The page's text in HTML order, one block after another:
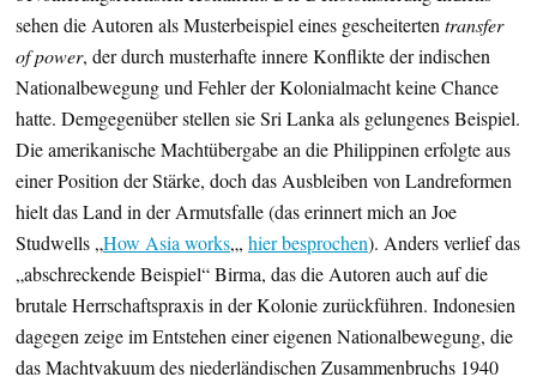
sehen die Autoren als Musterbeispiel eines gescheiterten transfer
of power, der durch musterhafte innere Konflikte der indischen
Nationalbewegung und Fehler der Kolonialmacht keine Chance
hatte. Demgegenüber stellen sie Sri Lanka als gelungenes Beispiel.
Die amerikanische Machtübergabe an die Philippinen erfolgte aus
einer Position der Stärke, doch das Ausbleiben von Landreformen
hielt das Land in der Armutsfalle (das erinnert mich an Joe
Studwells „How Asia works„, hier besprochen). Anders verlief das
„abschreckende Beispiel“ Birma, das die Autoren auch auf die
brutale Herrschaftspraxis in der Kolonie zurückführen. Indonesien
dagegen zeige im Entstehen einer eigenen Nationalbewegung, die
das Machtvakuum des niederländischen Zusammenbruchs 1940